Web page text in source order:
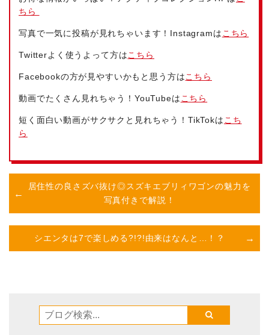
ちら
写真で一気に投稿が見れちゃいます！Instagramは こちら
Twitterよく使うよって方はこちら
Facebookの方が見やすいかもと思う方はこちら
動画でたくさん見れちゃう！YouTubeは こちら
短く面白い動画がサクサクと見れちゃう！TikTokは こち
ら
居住性の良さズバ抜け◎スズキエブリィワゴンの魅力を
写真付きで解説！
シエンタは7で楽しめる?!?!由来はなんと…！？